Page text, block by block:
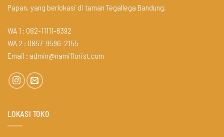
Papan, yang berlokasi di taman Tegallega Bandung.
WA 1 : 082-11111-6392
WA 2 : 0857-9596-2155
Email : admin@namiflorist.com
LOKASI TOKO